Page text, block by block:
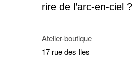
rire de l’arc-en-ciel ?
Atelier-boutique
17 rue des Iles